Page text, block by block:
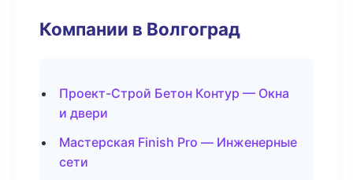
Компании в Волгоград
Проект-Строй Бетон Контур — Окна
и двери
Мастерская Finish Pro — Инженерные
сети